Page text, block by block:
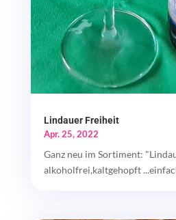
Lindauer Freiheit
Apr. 25, 2022
Ganz neu im Sortiment:
alkoholfrei,kaltgehopft